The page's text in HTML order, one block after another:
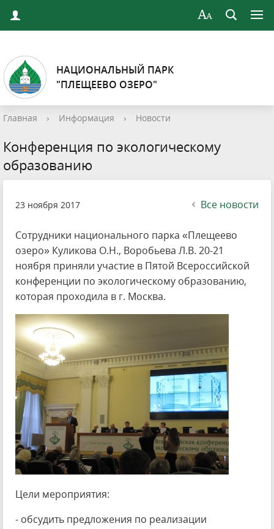
НАЦИОНАЛЬНЫЙ ПАРК
"ПЛЕЩЕЕВО ОЗЕРО"
Главная › Информация › Новости
Конференция по экологическому
образованию
23 ноября 2017 Все новости
Сотрудники национального парка «Плещеево
озеро» Куликова О.Н., Воробьева Л.В. 20-21
ноября приняли участие в Пятой Всероссийской
конференции по экологическому образованию,
которая проходила в г. Москва.
Цели мероприятия:
- обсудить предложения по реализации